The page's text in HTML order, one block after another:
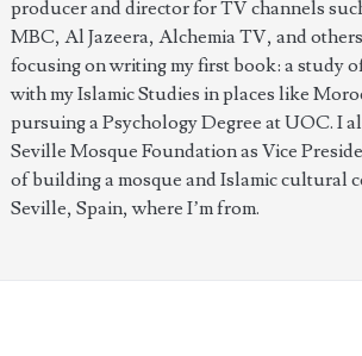
producer and director for TV channels
MBC, Al Jazeera, Alchemia TV, and
focusing on writing my first book: a study
with my Islamic Studies in places like
pursuing a Psychology Degree at UOC. I
Seville Mosque Foundation as Vice
of building a mosque and Islamic cultural
Seville, Spain, where I’m from.